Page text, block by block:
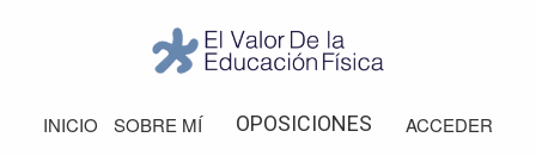
navegación
principal
barra
Valor
de
INICIO SOBRE MÍ OPOSICIONES ACCEDER